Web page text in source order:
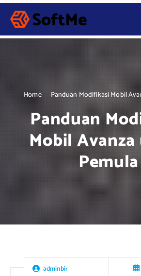
S
p
Home Panduan Modifikasi Mobil
Panduan
Mobil
Pemula
adminbir